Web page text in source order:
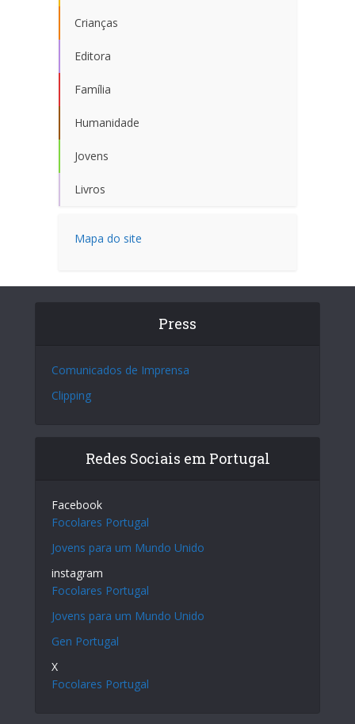
Crianças
Editora
Família
Humanidade
Jovens
Livros
Mapa do site
Press
Comunicados de Imprensa
Clipping
Redes Sociais em Portugal
Facebook
Focolares Portugal
Jovens para um Mundo Unido
instagram
Focolares Portugal
Jovens para um Mundo Unido
Gen Portugal
X
Focolares Portugal